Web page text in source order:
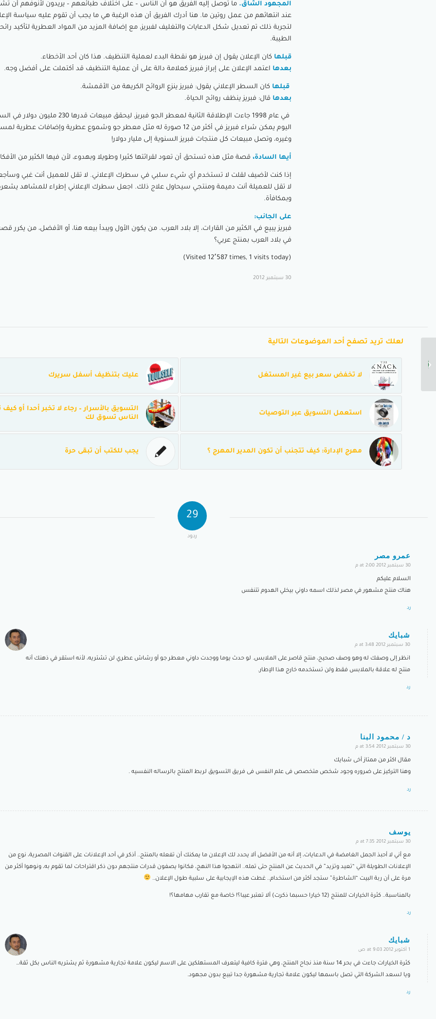
المجهود الشاق. ما توصل إليه الفريق هو أن الناس – على اختلاف طبائعهم – يريدون لأنوفهم أن
عند انتهائهم من عمل روتين ما. هنا أدرك الفريق أن هذه الرغبة هي ما يجب أن تقوم عليه سياسة
لتجربة ذلك تم تعديل شكل الدعايات والتغليف لفبريز، مع إضافة المزيد من المواد العطرية لتأكيد
الطيبة.
قبلها كان الإعلان يقول إن فبريز هو نقطة البدء لعملية التنظيف. هذا كان أحد الأخطاء.
بعدها اعتمد الإعلان على إبراز فبريز كعلامة دالة على أن عملية التنظيف قد أكتملت على أفضل وجه.
قبلها كان السطر الإعلاني يقول: فبريز ينزع الروائح الكريهة من الأقمشة.
بعدها قال: فبريز ينظف روائح الحياة.
في عام 1998 جاءت الإطلاقة الثانية لمعطر الجو فبريز، ليحقق مبيعات
اليوم يمكن شراء فبريز في أكثر من 12 صورة له مثل معطر جو وشموع عطرية وإضافات
وغيره، وتصل مبيعات كل منتجات فبريز السنوية إلى مليار دولار!
أيها السادة، قصة مثل هذه تستحق أن تعود لقرائتها كثيرا وطويلا وبهدوء، لأن فيها الكثير من
إذا كنت لأضيف لقلت لا تستخدم أي شيء سلبي في سطرك الإعلاني. لا تقل للعميل أنت غبي
لا تقل للعميلة أنت دميمة ومنتجي سيحاول علاج ذلك. اجعل سطرك الإعلاني إطراء للمشاهد
وبمكافأة.
على الجانب:
فبريز يبيع في الكثير من القارات، إلا بلاد العرب. من يكون الأول ويبدأ بيعه هنا، أو الأفضل، من يكرر
في بلاد العرب بمنتج عربي؟
(Visited 12٬587 times, 1 visits today)
30 سبتمبر 2012
لعلك تريد تصفح أحد الموضوعات التالية
عليك بتنظيف أسفل سريرك لا تخفض سعر بيع غير المستغل
التسويق بالأسرار – رجاء لا تخبر أحدا أو
الناس تسوق لك
استعمل التسويق عبر التوصيات
يجب للكتب أن تبقى حرة مهرج الإدارة: كيف تتجنب أن تكون المدير المهرج ؟
29
ردود
عمرو مصر
30 سبتمبر 2012 at 2:00 م
السلام عليكم
هناك منتج مشهور في مصر لذلك اسمه داوني بيخلي الهدوم تتنفس
رد
شبايك
30 سبتمبر 2012 at 3:48 م
انظر إلى وصفك له وهو وصف صحيح، منتج قاصر على الملابس. لو حدث يوما ووجدت داوني معطر جو أو رشاش عطري لن تشتريه، لأنه استقر في ذهنك أنه
منتج له علاقة بالملابس فقط ولن تستخدمه خارج هذا الإطار.
رد
د / محمود البنا
30 سبتمبر 2012 at 3:54 م
مقال اكثر من ممتاز أخى شبايك
وهنا التركيز على ضروره وجود شخص متخصص فى علم النفس فى فريق التسويق لربط المنتج بالرساله النفسيه .
رد
يوسف
30 سبتمبر 2012 at 7:35 م
مع أني لا أحبذ الجمل الغامضة في الدعايات، إلا أنه من الأفضل ألا يحدد لك الإعلان ما يمكنك أن تفعله بالمنتج.. أذكر في أحد الإعلانات على القنوات المصرية، نوع من
الإعلانات الطويلة التي “تعيد وتزيد” في الحديث عن المنتج حتى تمله.. انتهجوا هذا النهج، فكانوا يصفون قدرات منتجهم دون ذكر اقتراحات لما تقوم به، ونوهوا أكثر من
مرة على أن ربة البيت “الشاطرة” ستجد أكثر من استخدام.. غطت هذه الإيجابية على سلبية طول الإعلان..
بالمناسبة.. كثرة الخيارات للمنتج (12 خيارا حسبما ذكرت) ألا تعتبر عيبا؟! خاصة مع تقارب مهامها؟!
رد
شبايك
1 أكتوبر 2012 at 9:03 ص
كثرة الخيارات جاءت في بحر 14 سنة منذ نجاح المنتج، وهي فترة كافية ليتعرف المستهلكين على الاسم ليكون علامة تجارية مشهورة ثم يشتريه الناس بكل ثقة…
ويا لسعد الشركة التي تصل باسمها ليكون علامة تجارية مشهورة جدا تبيع بدون مجهود.
رد
والثقة ولزوم جماعة
المتفائلين...